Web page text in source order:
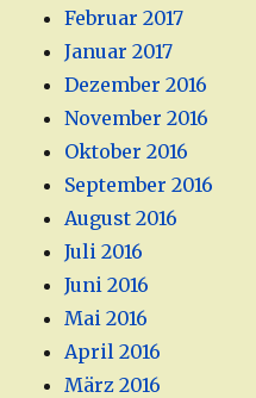
Februar 2017
Januar 2017
Dezember 2016
November 2016
Oktober 2016
September 2016
August 2016
Juli 2016
Juni 2016
Mai 2016
April 2016
März 2016